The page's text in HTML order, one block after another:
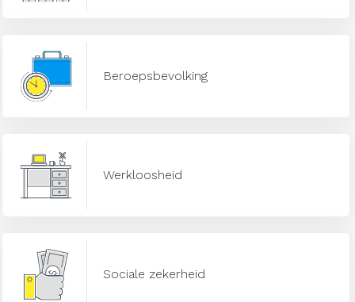
Beroepsbevolking
Werkloosheid
Sociale zekerheid